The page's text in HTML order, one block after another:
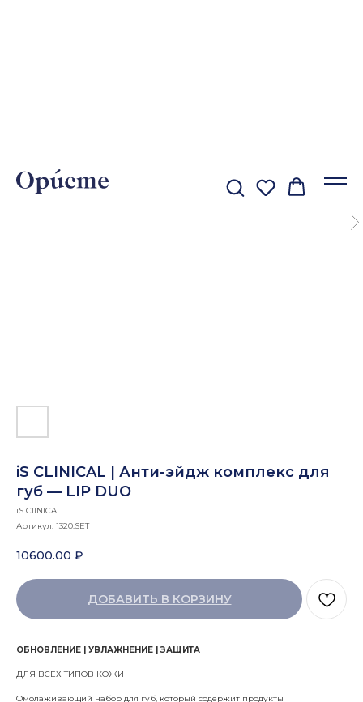
iS CLINICAL | Анти-эйдж комплекс для
губ — LIP DUO
iS ClINICAL
Артикул: 1320.SET
10600.00 ₽
ДОБАВИТЬ В КОРЗИНУ
ОБНОВЛЕНИЕ | УВЛАЖНЕНИЕ | ЗАЩИТА
ДЛЯ ВСЕХ ТИПОВ КОЖИ
Омолаживающий набор для губ, который содержит продукты